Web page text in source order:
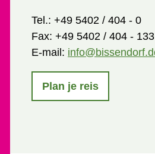
Tel.: +49 5402 / 404 - 0
Fax: +49 5402 / 404 - 133
E-mail:
Plan je reis